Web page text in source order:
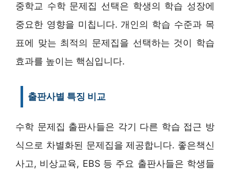
중학교 수학 문제집 선택은 학생의 학습 성장에
중요한 영향을 미칩니다. 개인의 학습 수준과 목
표에 맞는 최적의 문제집을 선택하는 것이 학습
효과를 높이는 핵심입니다.
출판사별 특징 비교
수학 문제집 출판사들은 각기 다른 학습 접근 방
식으로 차별화된 문제집을 제공합니다. 좋은책신
사고, 비상교육, EBS 등 주요 출판사들은 학생들